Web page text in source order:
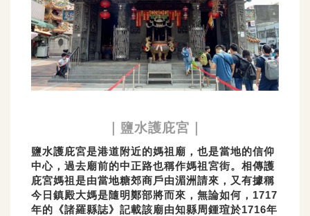
｜鹽水護庇宮｜
鹽水護庇宮是港道附近的媽祖廟，也是當地的信仰
中心，過去廟前的中正路也稱作媽祖宮街。相傳護
庇宮媽祖是由當地糖郊商戶由湄洲請來，又有據稱
今日鎮殿大媽是隨明鄭部將而來，無論如何，1717
年的《諸羅縣誌》記載該廟由知縣周鍾瑄於1716年